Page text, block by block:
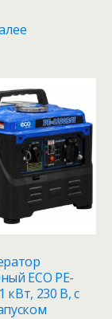
ECO PE-
кВт, 230 В, с